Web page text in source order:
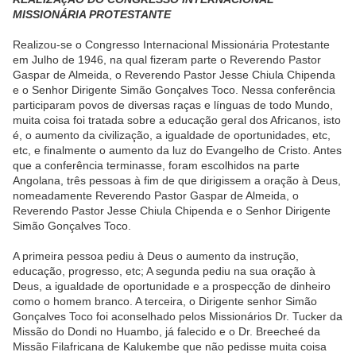
MISSIONÁRIA PROTESTANTE
Realizou-se o Congresso Internacional Missionária Protestante
em Julho de 1946, na qual fizeram parte o Reverendo Pastor
Gaspar de Almeida, o Reverendo Pastor Jesse Chiula Chipenda
e o Senhor Dirigente Simão Gonçalves Toco. Nessa conferência
participaram povos de diversas raças e línguas de todo Mundo,
muita coisa foi tratada sobre a educação geral dos Africanos, isto
é, o aumento da civilização, a igualdade de oportunidades, etc,
etc, e finalmente o aumento da luz do Evangelho de Cristo. Antes
que a conferência terminasse, foram escolhidos na parte
Angolana, três pessoas à fim de que dirigissem a oração à Deus,
nomeadamente Reverendo Pastor Gaspar de Almeida, o
Reverendo Pastor Jesse Chiula Chipenda e o Senhor Dirigente
Simão Gonçalves Toco.
A primeira pessoa pediu à Deus o aumento da instrução,
educação, progresso, etc; A segunda pediu na sua oração à
Deus, a igualdade de oportunidade e a prospecção de dinheiro
como o homem branco. A terceira, o Dirigente senhor Simão
Gonçalves Toco foi aconselhado pelos Missionários Dr. Tucker da
Missão do Dondi no Huambo, já falecido e o Dr. Breecheé da
Missão Filafricana de Kalukembe que não pedisse muita coisa